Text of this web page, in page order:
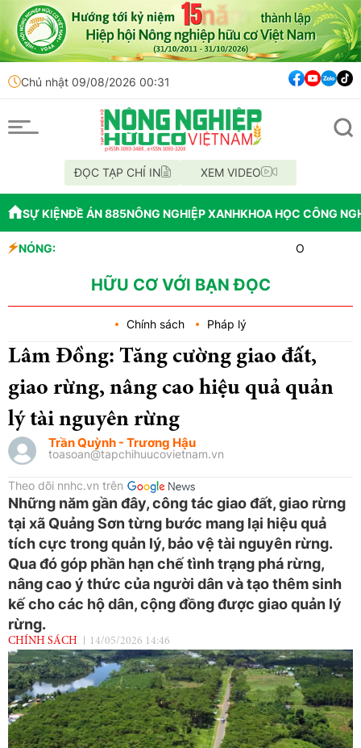
Chủ nhật 09/08/2026 00:31
ĐỌC TẠP CHÍ IN XEM VIDEO
SỰ KIỆNĐỀ ÁN 885NÔNG NGHIỆP XANHKHOA HỌC CÔNG
NÓNG:
OAU đưa nhà máy
Vĩnh Long phát
HỮU CƠ VỚI BẠN ĐỌC
Chính sách Pháp lý
Lâm Đồng: Tăng cường giao đất,
giao rừng, nâng cao hiệu quả quản
lý tài nguyên rừng
Trần Quỳnh - Trương Hậu
toasoan@tapchihuucovietnam.vn
Theo dõi nnhc.vn trên
Những năm gần đây, công tác giao đất, giao rừng
tại xã Quảng Sơn từng bước mang lại hiệu quả
tích cực trong quản lý, bảo vệ tài nguyên rừng.
Qua đó góp phần hạn chế tình trạng phá rừng,
nâng cao ý thức của người dân và tạo thêm sinh
kế cho các hộ dân, cộng đồng được giao quản lý
rừng.
CHÍNH SÁCH 14/05/2026 14:46